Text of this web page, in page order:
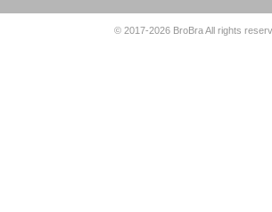
© 2017-2026 BroBra All rights